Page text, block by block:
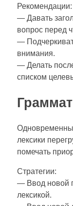
Рекомендации:
— Давать
вопрос перед
—
внимания.
— Делать
списком
лексики
помечать
Стратегии:
— Ввод новой
лексикой.